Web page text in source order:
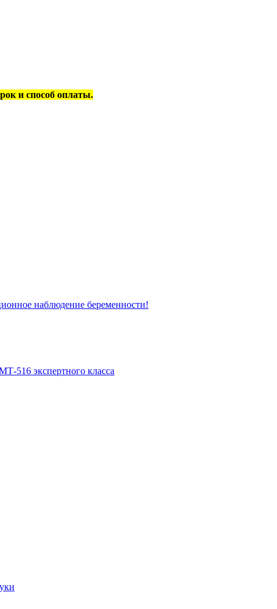
и способ оплаты.
наблюдение беременности!
516 экспертного класса